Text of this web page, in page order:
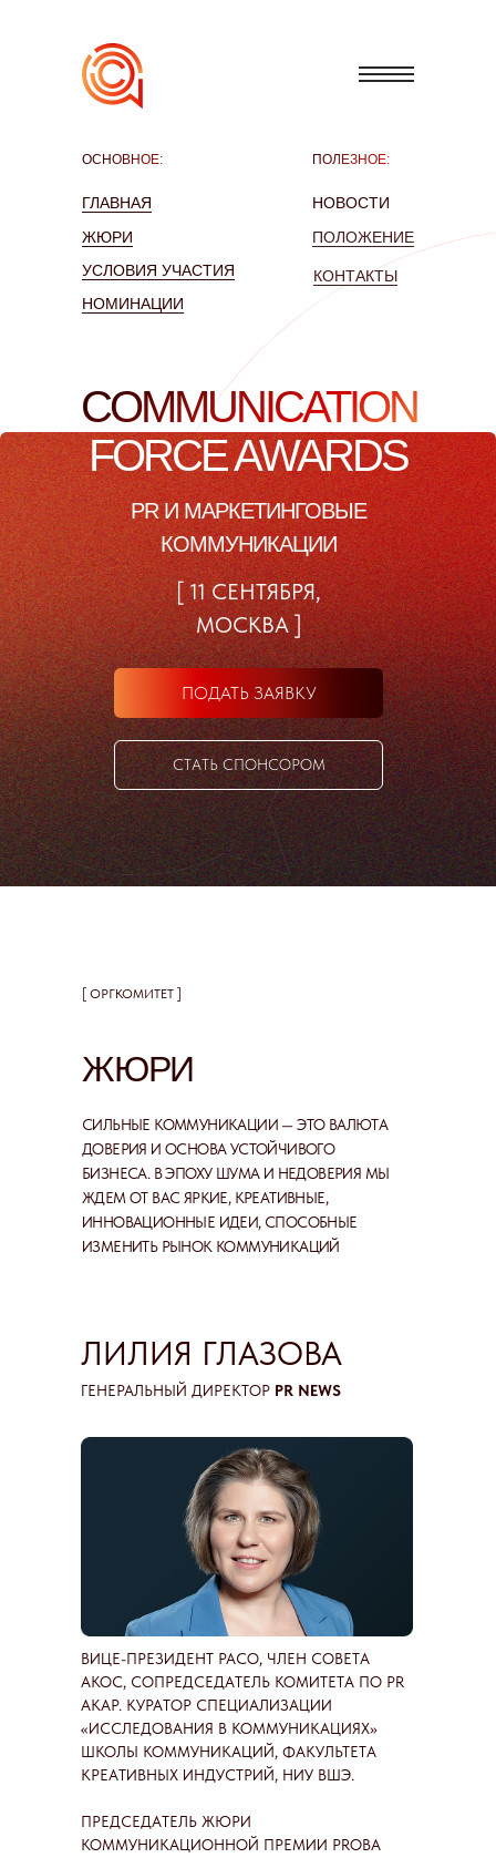
PR И МАРКЕТИНГОВЫЕ
КОММУНИКАЦИИ
ПОДАТЬ ЗАЯВКУ
[ 11 СЕНТЯБРЯ,
МОСКВА ]
COMMUNICATION
FORCE AWARDS
СТАТЬ СПОНСОРОМ
ПОЛОЖЕНИЕ
КОНТАКТЫ
НОВОСТИ
ПОЛЕЗНОЕ:
НОМИНАЦИИ
УСЛОВИЯ УЧАСТИЯ
ЖЮРИ
ГЛАВНАЯ
ОСНОВНОЕ:
ЖЮРИ
[ ОРГКОМИТЕТ ]
СИЛЬНЫЕ КОММУНИКАЦИИ — ЭТО ВАЛЮТА
ДОВЕРИЯ И ОСНОВА УСТОЙЧИВОГО
БИЗНЕСА. В ЭПОХУ ШУМА И НЕДОВЕРИЯ МЫ
ЖДЕМ ОТ ВАС ЯРКИЕ, КРЕАТИВНЫЕ,
ИННОВАЦИОННЫЕ ИДЕИ, СПОСОБНЫЕ
ИЗМЕНИТЬ РЫНОК КОММУНИКАЦИЙ
ВИЦЕ-ПРЕЗИДЕНТ РАСО, ЧЛЕН СОВЕТА
АКОС, СОПРЕДСЕДАТЕЛЬ КОМИТЕТА ПО PR
АКАР. КУРАТОР СПЕЦИАЛИЗАЦИИ
«ИССЛЕДОВАНИЯ В КОММУНИКАЦИЯХ»
ШКОЛЫ КОММУНИКАЦИЙ, ФАКУЛЬТЕТА
КРЕАТИВНЫХ ИНДУСТРИЙ, НИУ ВШЭ.
ПРЕДСЕДАТЕЛЬ ЖЮРИ
КОММУНИКАЦИОННОЙ ПРЕМИИ PROBA
ГЕНЕРАЛЬНЫЙ ДИРЕКТОР PR NEWS
ЛИЛИЯ ГЛАЗОВА